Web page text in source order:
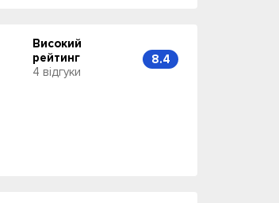
Високий
рейтинг
4 відгуки
8.4